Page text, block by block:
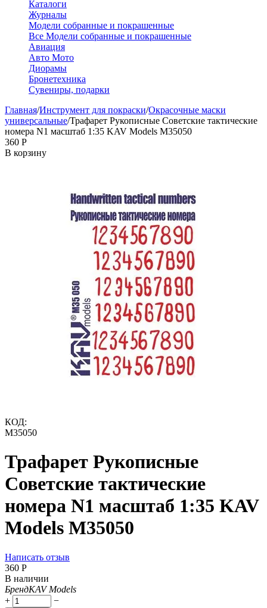
Каталоги
Журналы
Модели собранные и покрашенные
Все Модели собранные и покрашенные
Авиация
Авто Мото
Диорамы
Бронетехника
Сувениры, подарки
Главная/Инструмент для покраски/Окрасочные маски
универсальные/Трафарет Рукописные Советские тактические
номера N1 масштаб 1:35 KAV Models M35050
‍360‍ Р
В корзину
КОД:
M35050
Трафарет Рукописные
Советские тактические
номера N1 масштаб 1:35 KAV
Models M35050
Написать отзыв
‍360‍ Р
В наличии
БрендKAV Models
+
−